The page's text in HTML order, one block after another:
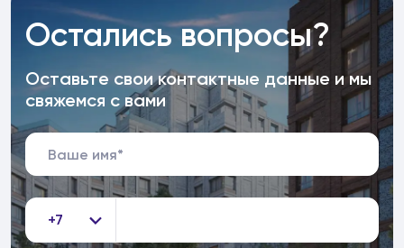
Остались вопросы?
Оставьте свои контактные данные и мы
свяжемся с вами
+7